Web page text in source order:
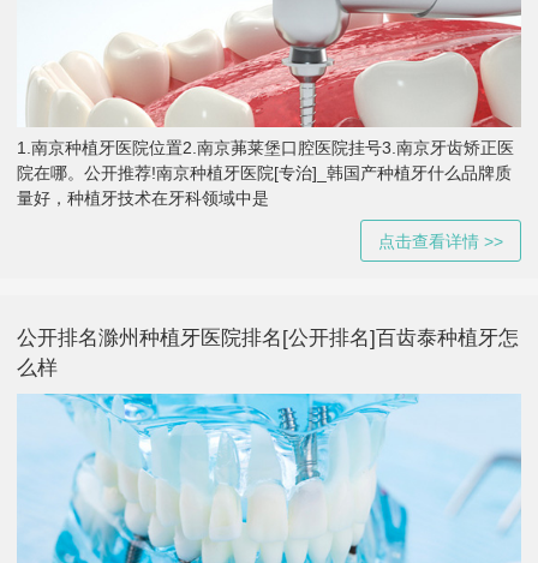
1.南京种植牙医院位置2.南京茀莱堡口腔医院挂号3.南京牙齿矫正医
院在哪。公开推荐!南京种植牙医院[专治]_韩国产种植牙什么品牌质
量好，种植牙技术在牙科领域中是
点击查看详情 >>
公开排名滁州种植牙医院排名[公开排名]百齿泰种植牙怎
么样